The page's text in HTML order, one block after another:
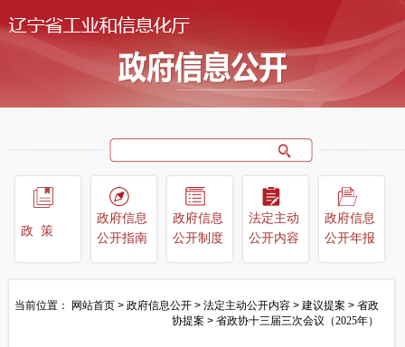
政策
政府信息
公开指南
政府信息
公开制度
法定主动
公开内容
政府信息
公开年报
当前位置： 网站首页> 政府信息公开> 法定主动公开内容> 建议提案 > 省政
协提案 > 省政协十三届三次会议（2025年）